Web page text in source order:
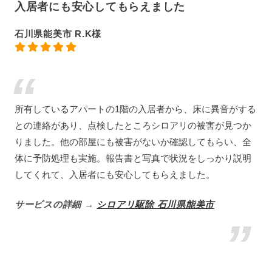
入居者にも安心してもらえました
石川県能美市 R.K様
所有しているアパートの1階の入居者から、床に異音がする
との連絡があり、点検したところシロアリの被害が見つか
りました。他の部屋にも被害がないか確認してもらい、全
体に予防処理も実施。報告書と写真で状況をしっかり説明
してくれて、入居者にも安心してもらえました。
サービスの詳細 → シロアリ駆除 石川県能美市